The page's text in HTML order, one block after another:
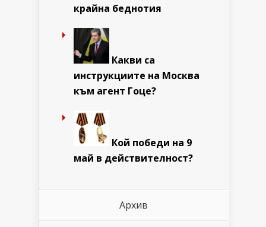
крайна беднотия
Какви са
инструкциите на Москва
към агент Гоце?
Кой победи на 9
май в действителност?
Архив